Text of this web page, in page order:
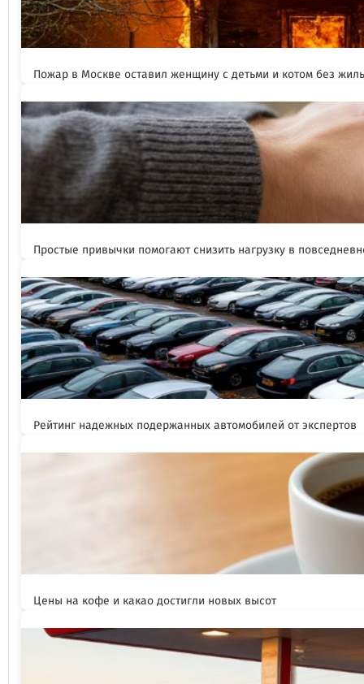
Пожар в Москве оставил женщину с детьми и котом без
Простые привычки помогают снизить нагрузку в
Рейтинг надежных подержанных автомобилей от экспертов
Цены на кофе и какао достигли новых высот